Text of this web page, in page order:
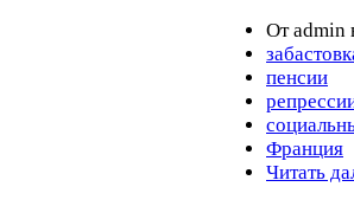
От admin
пенсии
Франция
Читать